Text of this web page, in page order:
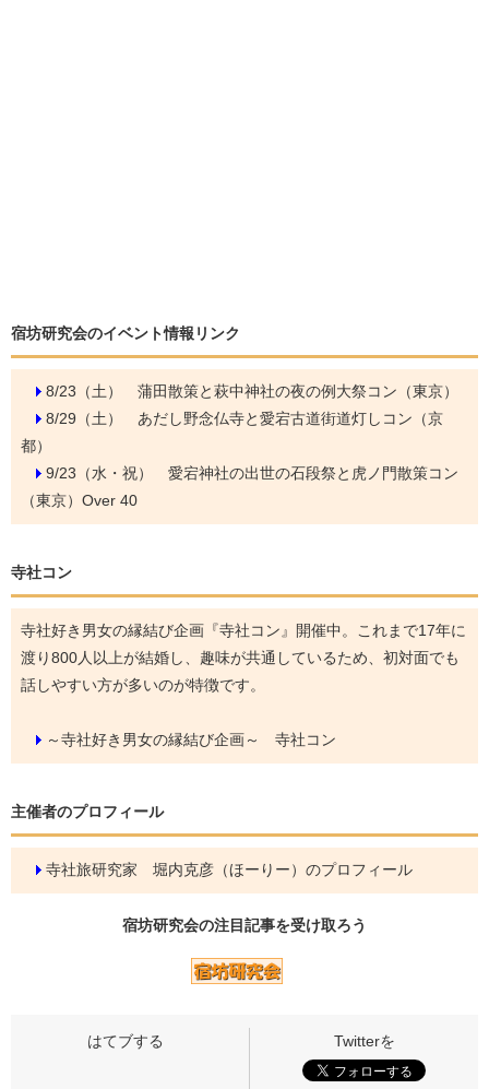
宿坊研究会のイベント情報リンク
8/23（土） 蒲田散策と萩中神社の夜の例大祭コン（東京）
8/29（土） あだし野念仏寺と愛宕古道街道灯しコン（京
都）
9/23（水・祝） 愛宕神社の出世の石段祭と虎ノ門散策コン
（東京）Over 40
寺社コン
寺社好き男女の縁結び企画『寺社コン』開催中。これまで17年に
渡り800人以上が結婚し、趣味が共通しているため、初対面でも
話しやすい方が多いのが特徴です。
～寺社好き男女の縁結び企画～ 寺社コン
主催者のプロフィール
寺社旅研究家 堀内克彦（ほーりー）のプロフィール
宿坊研究会の注目記事を受け取ろう